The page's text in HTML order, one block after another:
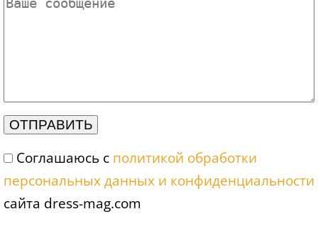
Соглашаюсь с политикой обработки
персональных данных и конфиденциальности
сайта dress-mag.com